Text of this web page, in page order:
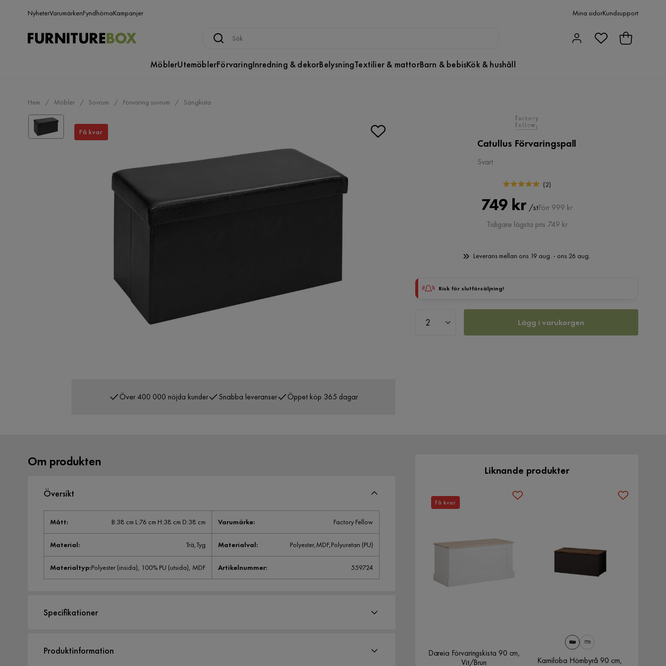
NyheterVarumärkenFyndhörnaKampanjer Mina sidorKundsupport
MöblerUtemöblerFörvaringInredning & dekorBelysningTextilier & mattorBarn & bebisKök & hushåll
Hem Möbler Sovrum Förvaring sovrum Sängkista
Få kvar
Över 400 000 nöjda kunder Snabba leveranser Öppet köp 365 dagar
Catullus Förvaringspall
Svart
(2)
Pris
749 kr /st
Original
Pris
Förr 999 kr
Tidigare lägsta pris 749 kr
Leverans mellan ons 19 aug. - ons 26 aug.
Risk för slutförsäljning!
Lägg i varukorgen
Om produkten
Översikt
Mått: B:38 cm L:76 cm H:38 cm D:38 cm Varumärke: Factory Fellow
Material: Trä,Tyg Materialval: Polyester,MDF,Polyuretan (PU)
Materialtyp:Polyester (insida), 100% PU (utsida), MDF Artikelnummer: 559724
Specifikationer
Storlek
Produktinformation
Liknande produkter
Dareia Förvaringskista 90 cm,
Vit/Brun
Få kvar
Kamiloba Hörnbyrå 90 cm,